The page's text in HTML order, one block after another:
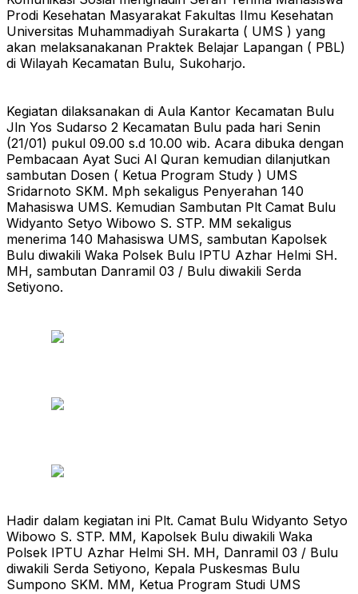
Prodi Kesehatan Masyarakat Fakultas Ilmu Kesehatan
Universitas Muhammadiyah Surakarta ( UMS ) yang
akan melaksanakanan Praktek Belajar Lapangan ( PBL)
di Wilayah Kecamatan Bulu, Sukoharjo.
Kegiatan dilaksanakan di Aula Kantor Kecamatan Bulu
Jln Yos Sudarso 2 Kecamatan Bulu pada hari Senin
(21/01) pukul 09.00 s.d 10.00 wib. Acara dibuka dengan
Pembacaan Ayat Suci Al Quran kemudian dilanjutkan
sambutan Dosen ( Ketua Program Study ) UMS
Sridarnoto SKM. Mph sekaligus Penyerahan 140
Mahasiswa UMS. Kemudian Sambutan Plt Camat Bulu
Widyanto Setyo Wibowo S. STP. MM sekaligus
menerima 140 Mahasiswa UMS, sambutan Kapolsek
Bulu diwakili Waka Polsek Bulu IPTU Azhar Helmi SH.
MH, sambutan Danramil 03 / Bulu diwakili Serda
Setiyono.
Hadir dalam kegiatan ini Plt. Camat Bulu Widyanto Setyo
Wibowo S. STP. MM, Kapolsek Bulu diwakili Waka
Polsek IPTU Azhar Helmi SH. MH, Danramil 03 / Bulu
diwakili Serda Setiyono, Kepala Puskesmas Bulu
Sumpono SKM. MM, Ketua Program Studi UMS